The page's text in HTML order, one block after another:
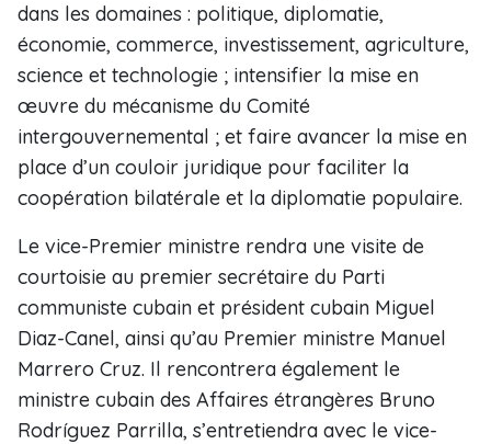
dans les domaines : politique, diplomatie,
économie, commerce, investissement, agriculture,
science et technologie ; intensifier la mise en
œuvre du mécanisme du Comité
intergouvernemental ; et faire avancer la mise en
place d’un couloir juridique pour faciliter la
coopération bilatérale et la diplomatie populaire.
Le vice-Premier ministre rendra une visite de
courtoisie au premier secrétaire du Parti
communiste cubain et président cubain Miguel
Diaz-Canel, ainsi qu’au Premier ministre Manuel
Marrero Cruz. Il rencontrera également le
ministre cubain des Affaires étrangères Bruno
Rodríguez Parrilla, s’entretiendra avec le vice-